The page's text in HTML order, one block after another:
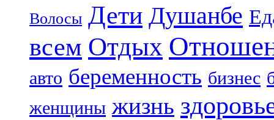
Волосы Дети Душанбе
всем Отдых
авто беременность бизнес
женщины жизнь